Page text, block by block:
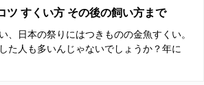
ツ すくい方 その後の飼い方まで
、日本の祭りにはつきものの金魚すくい。
た人も多いんじゃないでしょうか？年に